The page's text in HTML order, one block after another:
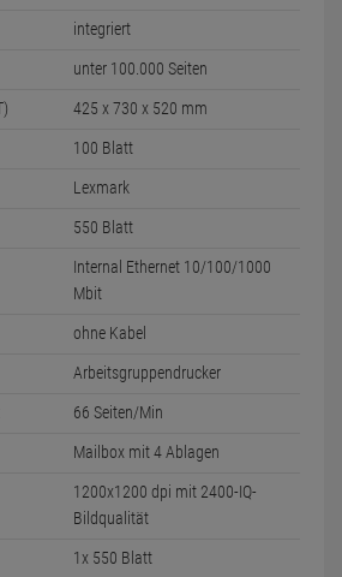
integriert
unter 100.000 Seiten
425 x 730 x 520 mm
100 Blatt
Lexmark
550 Blatt
Internal Ethernet 10/100/1000
Mbit
ohne Kabel
Arbeitsgruppendrucker
66 Seiten/Min
Mailbox mit 4 Ablagen
1200x1200 dpi mit 2400-IQ-
Bildqualität
1x 550 Blatt